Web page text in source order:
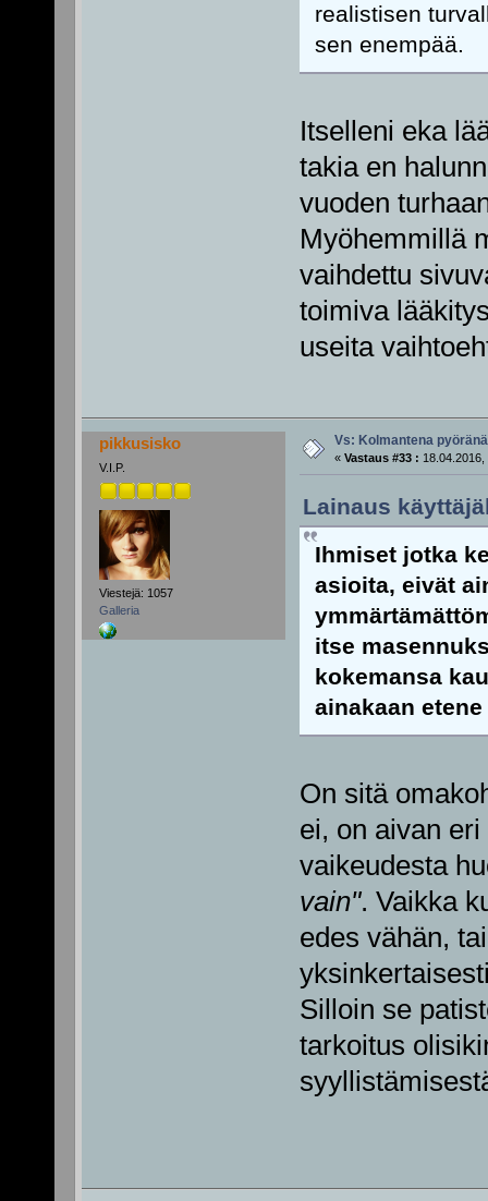
realistisen
sen enempää.
Itselleni eka
takia en
vuoden
Myöhemmillä
vaihdettu
toimiva
useita
pikkusisko
V.I.P.
Viestejä: 1057
Galleria
Vs: Kolmantena
« Vastaus #33 : 18.04.2016,
Lainaus
Ihmiset jotka
asioita, eivät
itse
kokemansa
ainakaan
On sitä
ei, on aivan
vaikeudesta
vain". Vaikka
edes vähän,
Silloin se
tarkoitus